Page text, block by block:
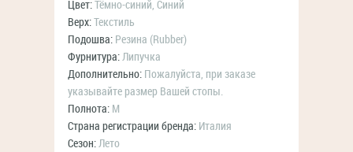
Цвет:Тёмно-синий, Синий
Верх:Текстиль
Подошва: Резина (Rubber)
Фурнитура:Липучка
Дополнительно: Пожалуйста, при заказе
указывайте размер Вашей стопы.
Полнота: M
Страна регистрации бренда: Италия
Сезон:Лето